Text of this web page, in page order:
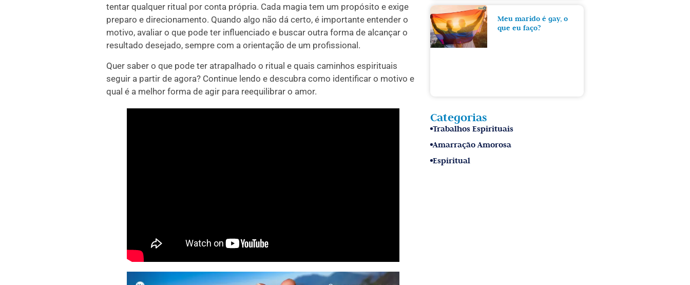
tentar qualquer ritual por conta própria. Cada magia tem um propósito e exige
preparo e direcionamento. Quando algo não dá certo, é importante entender o
motivo, avaliar o que pode ter influenciado e buscar outra forma de alcançar o
resultado desejado, sempre com a orientação de um profissional.
Quer saber o que pode ter atrapalhado o ritual e quais caminhos espirituais
seguir a partir de agora? Continue lendo e descubra como identificar o motivo e
qual é a melhor forma de agir para reequilibrar o amor.
Meu marido é gay, o
que eu faço?
Categorias
Trabalhos Espirituais
Amarração Amorosa
Espiritual